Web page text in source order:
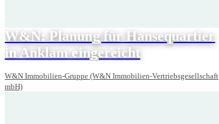
W&N: Planung für Hansequartier
in Anklam eingereicht
W&N Immobilien-Gruppe (W&N Immobilien-Vertriebsgesellschaft
mbH)